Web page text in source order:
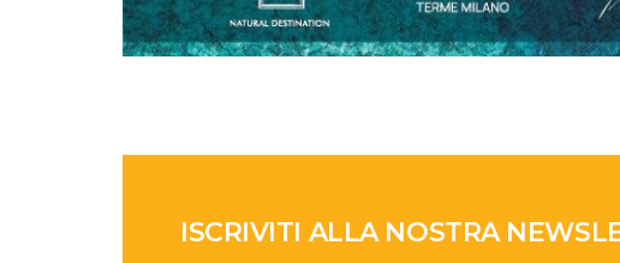
ISCRIVITI ALLA NOSTRA